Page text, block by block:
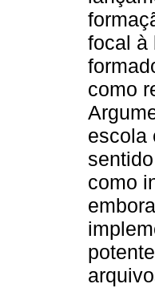
focal à
como
escola
como